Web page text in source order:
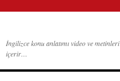
İngilizce konu anlatımı video ve metinleri
içerir…